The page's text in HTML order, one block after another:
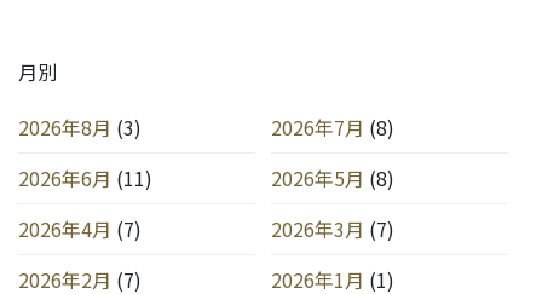
月別
2026年8月 (3) 2026年7月 (8)
2026年6月 (11) 2026年5月 (8)
2026年4月 (7) 2026年3月 (7)
2026年2月 (7) 2026年1月 (1)